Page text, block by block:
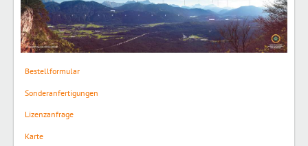
Bestellformular
Sonderanfertigungen
Lizenzanfrage
Karte